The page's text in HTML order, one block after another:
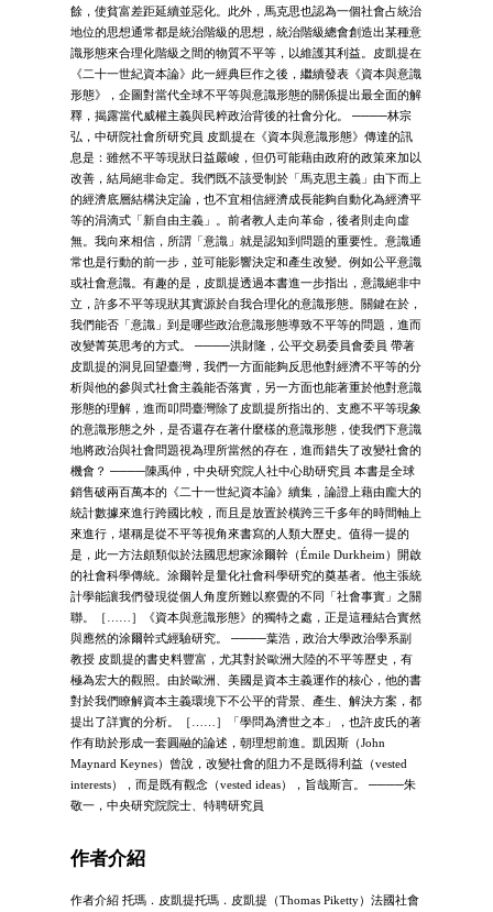
餘，使貧富差距延續並惡化。此外，馬克思也認為一個社會占統治
地位的思想通常都是統治階級的思想，統治階級總會創造出某種意
識形態來合理化階級之間的物質不平等，以維護其利益。皮凱提在
《二十一世紀資本論》此一經典巨作之後，繼續發表《資本與意識
形態》，企圖對當代全球不平等與意識形態的關係提出最全面的解
釋，揭露當代威權主義與民粹政治背後的社會分化。 ────林宗
弘，中研院社會所研究員 皮凱提在《資本與意識形態》傳達的訊
息是：雖然不平等現狀日益嚴峻，但仍可能藉由政府的政策來加以
改善，結局絕非命定。我們既不該受制於「馬克思主義」由下而上
的經濟底層結構決定論，也不宜相信經濟成長能夠自動化為經濟平
等的涓滴式「新自由主義」。前者教人走向革命，後者則走向虛
無。我向來相信，所謂「意識」就是認知到問題的重要性。意識通
常也是行動的前一步，並可能影響決定和產生改變。例如公平意識
或社會意識。有趣的是，皮凱提透過本書進一步指出，意識絕非中
立，許多不平等現狀其實源於自我合理化的意識形態。關鍵在於，
我們能否「意識」到是哪些政治意識形態導致不平等的問題，進而
改變菁英思考的方式。 ────洪財隆，公平交易委員會委員 帶著
皮凱提的洞見回望臺灣，我們一方面能夠反思他對經濟不平等的分
析與他的參與式社會主義能否落實，另一方面也能著重於他對意識
形態的理解，進而叩問臺灣除了皮凱提所指出的、支應不平等現象
的意識形態之外，是否還存在著什麼樣的意識形態，使我們下意識
地將政治與社會問題視為理所當然的存在，進而錯失了改變社會的
機會？ ────陳禹仲，中央研究院人社中心助研究員 本書是全球
銷售破兩百萬本的《二十一世紀資本論》續集，論證上藉由龐大的
統計數據來進行跨國比較，而且是放置於橫跨三千多年的時間軸上
來進行，堪稱是從不平等視角來書寫的人類大歷史。值得一提的
是，此一方法頗類似於法國思想家涂爾幹（Émile Durkheim）開啟
的社會科學傳統。涂爾幹是量化社會科學研究的奠基者。他主張統
計學能讓我們發現從個人角度所難以察覺的不同「社會事實」之關
聯。［……］《資本與意識形態》的獨特之處，正是這種結合實然
與應然的涂爾幹式經驗研究。 ────葉浩，政治大學政治學系副
教授 皮凱提的書史料豐富，尤其對於歐洲大陸的不平等歷史，有
極為宏大的觀照。由於歐洲、美國是資本主義運作的核心，他的書
對於我們瞭解資本主義環境下不公平的背景、產生、解決方案，都
提出了詳實的分析。［……］「學問為濟世之本」，也許皮氏的著
作有助於形成一套圓融的論述，朝理想前進。凱因斯（John
Maynard Keynes）曾說，改變社會的阻力不是既得利益（vested
interests），而是既有觀念（vested ideas），旨哉斯言。 ────朱
敬一，中央研究院院士、特聘研究員
作者介紹
作者介紹 托瑪．皮凱提托瑪．皮凱提（Thomas Piketty）法國社會